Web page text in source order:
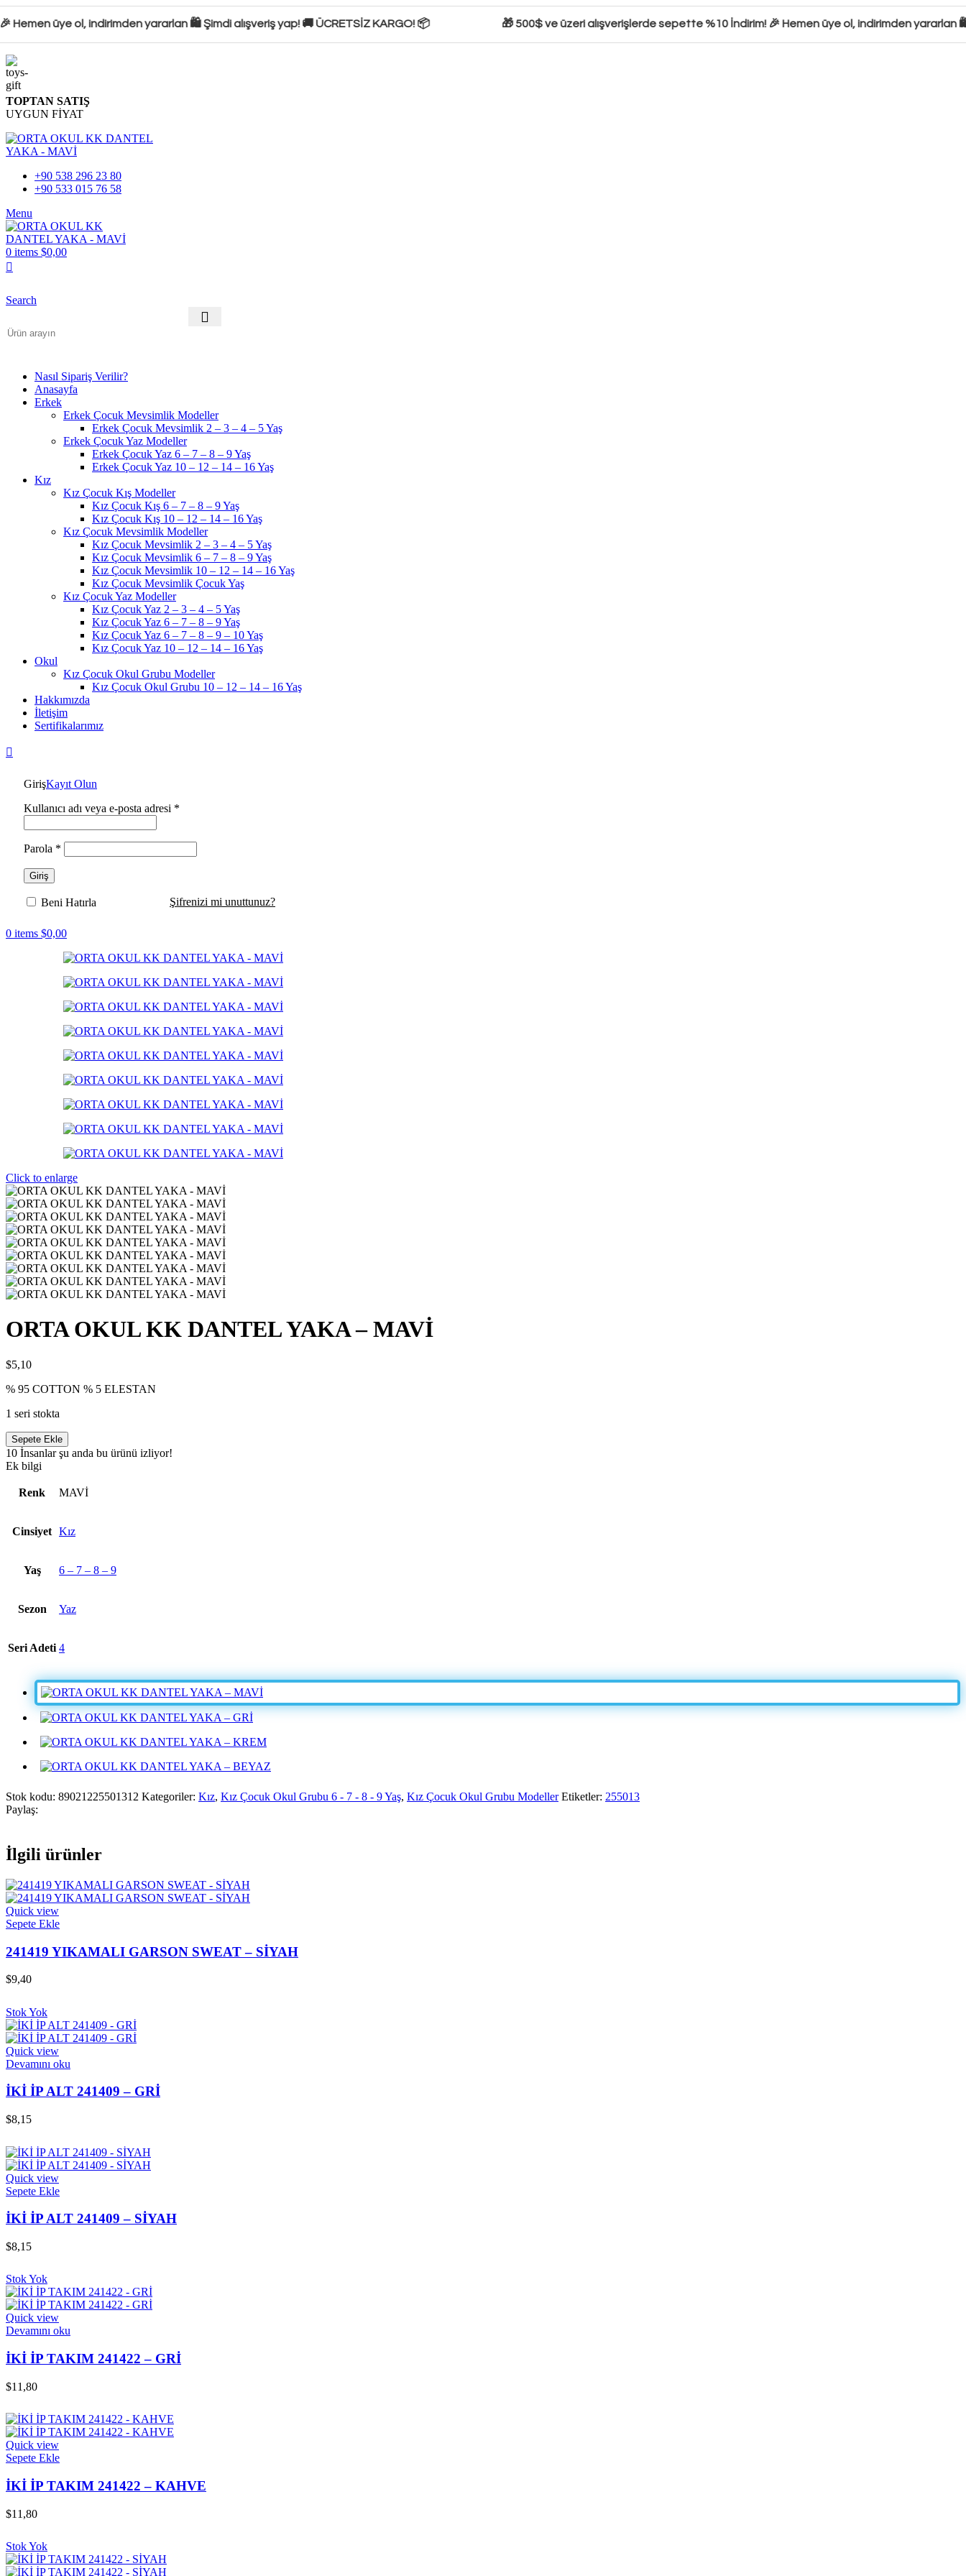
üye ol, indirimden yararlan 🛍️ Şimdi alışveriş yap! 🚚 ÜCRETSİZ KARGO! 📦 🎁 500$ ve üzeri alışverişlerde sepette %10 İndirim! 🎉 Hemen üye ol, indirimden yararlan 🛍️
TOPTAN SATIŞ
UYGUN FİYAT
+90 538 296 23 80
+90 533 015 76 58
Menu
0 items $0,00
Search
Nasıl Sipariş Verilir?
Anasayfa
Erkek
Erkek Çocuk Mevsimlik Modeller
Erkek Çocuk Mevsimlik 2 – 3 – 4 – 5 Yaş
Erkek Çocuk Yaz Modeller
Erkek Çocuk Yaz 6 – 7 – 8 – 9 Yaş
Erkek Çocuk Yaz 10 – 12 – 14 – 16 Yaş
Kız
Kız Çocuk Kış Modeller
Kız Çocuk Kış 6 – 7 – 8 – 9 Yaş
Kız Çocuk Kış 10 – 12 – 14 – 16 Yaş
Kız Çocuk Mevsimlik Modeller
Kız Çocuk Mevsimlik 2 – 3 – 4 – 5 Yaş
Kız Çocuk Mevsimlik 6 – 7 – 8 – 9 Yaş
Kız Çocuk Mevsimlik 10 – 12 – 14 – 16 Yaş
Kız Çocuk Mevsimlik Çocuk Yaş
Kız Çocuk Yaz Modeller
Kız Çocuk Yaz 2 – 3 – 4 – 5 Yaş
Kız Çocuk Yaz 6 – 7 – 8 – 9 Yaş
Kız Çocuk Yaz 6 – 7 – 8 – 9 – 10 Yaş
Kız Çocuk Yaz 10 – 12 – 14 – 16 Yaş
Okul
Kız Çocuk Okul Grubu Modeller
Kız Çocuk Okul Grubu 10 – 12 – 14 – 16 Yaş
Hakkımızda
İletişim
Sertifikalarımız
GirişKayıt Olun
Kullanıcı adı veya e-posta adresi *
Parola *
Giriş
Şifrenizi mi unuttunuz?
Beni Hatırla
0 items $0,00
Click to enlarge
ORTA OKUL KK DANTEL YAKA – MAVİ
$5,10
% 95 COTTON % 5 ELESTAN
1 seri stokta
ORTA
OKUL
KK
DANTEL
YAKA
seri
Sepete Ekle
10 İnsanlar şu anda bu ürünü izliyor!
Ek bilgi
Renk MAVİ
Cinsiyet Kız
Yaş 6 – 7 – 8 – 9
Sezon Yaz
Seri Adeti 4
Stok kodu: 89021225501312 Kategoriler: Kız, Kız Çocuk Okul Grubu 6 - 7 - 8 - 9 Yaş, Kız Çocuk Okul Grubu Modeller Etiketler: 255013
Paylaş:
İlgili ürünler
Quick view
Sepete Ekle
241419 YIKAMALI GARSON SWEAT – SİYAH
$9,40
Stok Yok
Quick view
Devamını oku
İKİ İP ALT 241409 – GRİ
$8,15
Quick view
Sepete Ekle
İKİ İP ALT 241409 – SİYAH
$8,15
Stok Yok
Quick view
Devamını oku
İKİ İP TAKIM 241422 – GRİ
$11,80
Quick view
Sepete Ekle
İKİ İP TAKIM 241422 – KAHVE
$11,80
Stok Yok